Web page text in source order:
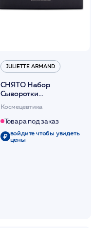
JULIETTE ARMAND
СНЯТО Набор
Сыворотки
бестселлеры №2 (глаза,
биоплац.сиртуин и гк,
вит.В, ретинол и вит.С)
5х10мл/JA
Космецевтика
Товара под заказ
войдите чтобы увидеть
цены